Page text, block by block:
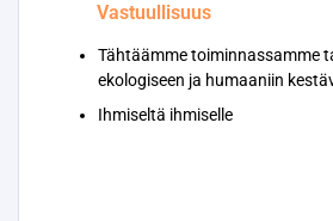
Vastuullisuus
Tähtäämme toiminnassamme
ekologiseen ja humaaniin
Ihmiseltä ihmiselle